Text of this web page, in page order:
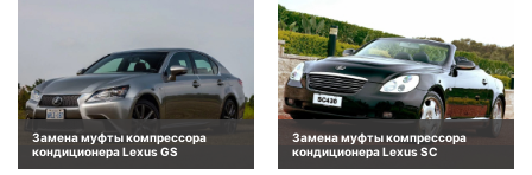
Замена муфты компрессора
кондиционера Lexus GS
Замена муфты компрессора
кондиционера Lexus SC